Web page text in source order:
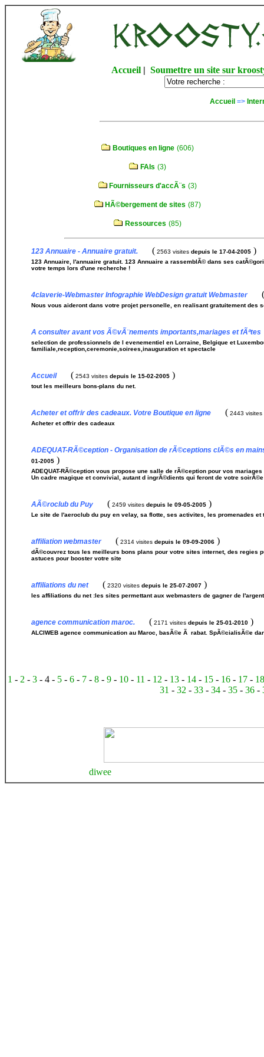
Accueil |Soumettre un site sur
Accueil =>
Boutiques en ligne (606)
FAIs (3)
Fournisseurs d'accÃ¨s (3)
HÃ©bergement de sites (87)
Ressources (85)
123 Annuaire - Annuaire gratuit. ( 2563 visites depuis le 17-04-2005 )
123 Annuaire, l'annuaire gratuit. 123 Annuaire a rassemblÃ© dans ses
votre temps lors d'une recherche !
4claverie-Webmaster Infographie WebDesign gratuit Webmaster(
Nous vous aideront dans votre projet personelle, en realisant gratuitement
A consulter avant vos Ã©vÃ¨nements importants,mariages et fÃªtes
selection de professionnels de l evenementiel en Lorraine, Belgique et
familiale,reception,ceremonie,soirees,inauguration et spectacle
Accueil( 2543 visites depuis le 15-02-2005 )
tout les meilleurs bons-plans du net.
Acheter et offrir des cadeaux. Votre Boutique en ligne ( 2443 visites
Acheter et offrir des cadeaux
ADEQUAT-RÃ©ception - Organisation de rÃ©ceptions clÃ©s en
01-2005 )
ADEQUAT-RÃ©ception vous propose une salle de rÃ©ception pour vos
Un cadre magique et convivial, autant d ingrÃ©dients qui feront de votre
AÃ©roclub du Puy ( 2459 visites depuis le 09-05-2005 )
Le site de l'aeroclub du puy en velay, sa flotte, ses activites, les promenades
affiliation webmaster( 2314 visites depuis le 09-09-2006 )
dÃ©couvrez tous les meilleurs bons plans pour votre sites internet, des regies
astuces pour booster votre site
affiliations du net( 2320 visites depuis le 25-07-2007 )
les affiliations du net :les sites permettant aux webmasters de gagner de
agence communication maroc. ( 2171 visites depuis le 25-01-2010 )
ALCIWEB agence communication au Maroc, basÃ©e Ã rabat. SpÃ©cialisÃ©e
1 - 2 -3 - 4 - 5 -6 - 7 -8 -9 - 10 - 11 - 12 - 13 - 14 - 15 - 16 - 17 -
31 -32 -33 -34 -35 -36 -
diwee